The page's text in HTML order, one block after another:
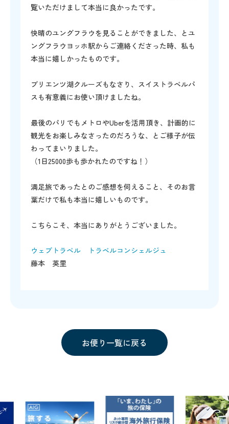
覧いただけまして本当に良かったです。
快晴のユングフラウを見ることができました、とユ
ングフラウヨッホ駅からご連絡くださった時、私も
本当に嬉しかったものです。
ブリエンツ湖クルーズもなさり、スイストラベルパ
スも有意義にお使い頂けましたね。
最後のパリでもメトロやUberを活用頂き、計画的に
観光をお楽しみなさったのだろうな、とご様子が伝
わってまいりました。
（1日25000歩も歩かれたのですね！）
満足旅であったとのご感想を伺えること、そのお言
葉だけで私も本当に嬉しいものです。
こちらこそ、本当にありがとうございました。
ウェブトラベル トラベルコンシェルジュ
藤本 英里
お便り一覧に戻る